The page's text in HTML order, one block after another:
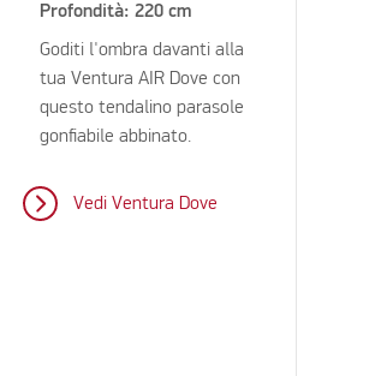
Profondità: 220 cm
Goditi l'ombra davanti alla
tua Ventura AIR Dove con
questo tendalino parasole
gonfiabile abbinato.
Vedi Ventura Dove